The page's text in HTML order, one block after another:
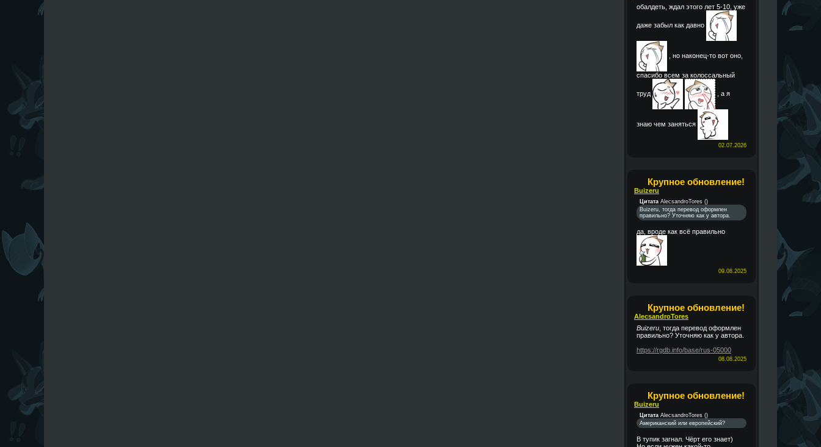
обалдеть, ждал этого лет 5-10, уже
даже забыл как давно
, но наконец-то вот оно,
спасибо всем за колоссальный
труд , а я
знаю чем заняться
02.07.2026
Крупное обновление!
Buizeru
Цитата AlecsandroTores ()
Buizeru, тогда перевод оформлен
правильно? Уточняю как у автора.
да, вроде как всё правильно
09.08.2025
Крупное обновление!
AlecsandroTores
Buizeru , тогда перевод оформлен
правильно? Уточняю как у автора.
https://rgdb.info/base/rus-05000
08.08.2025
Крупное обновление!
Buizeru
Цитата AlecsandroTores ()
Американский или европейский?
В тупик загнал. Чёрт его знает)